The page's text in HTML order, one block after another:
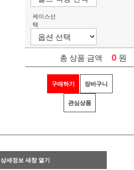
케이스선
택
총 상품 금액 0 원
구매하기 장바구니
관심상품
상세정보 새창 열기